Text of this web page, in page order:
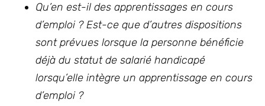
Qu’en est-il des apprentissages en cours
d’emploi ? Est-ce que d’autres dispositions
sont prévues lorsque la personne bénéficie
déjà du statut de salarié handicapé
lorsqu’elle intègre un apprentissage en cours
d’emploi ?